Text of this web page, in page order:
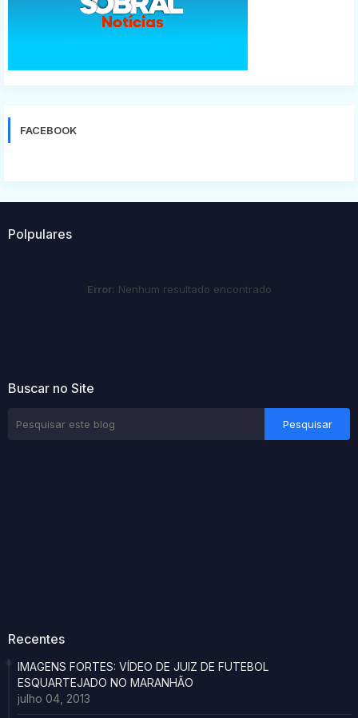
FACEBOOK
Polpulares
Error: Nenhum resultado encontrado
Buscar no Site
Recentes
IMAGENS FORTES: VÍDEO DE JUIZ DE FUTEBOL
ESQUARTEJADO NO MARANHÃO
julho 04, 2013